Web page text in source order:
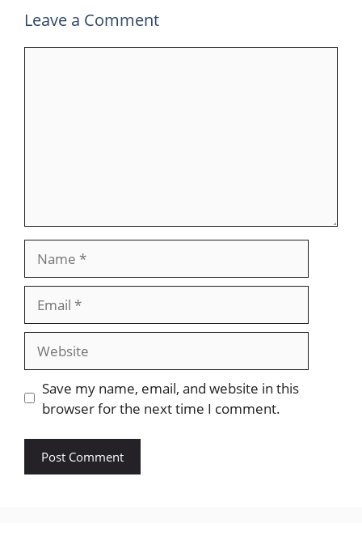
Leave a Comment
Website
Save my name, email, and website in this
browser for the next time I comment.